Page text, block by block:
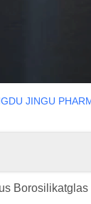
JINGU
Borosilikatglas